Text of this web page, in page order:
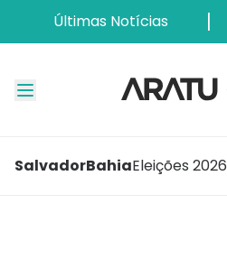
Últimas Notícias
SalvadorBahiaEleições 2026